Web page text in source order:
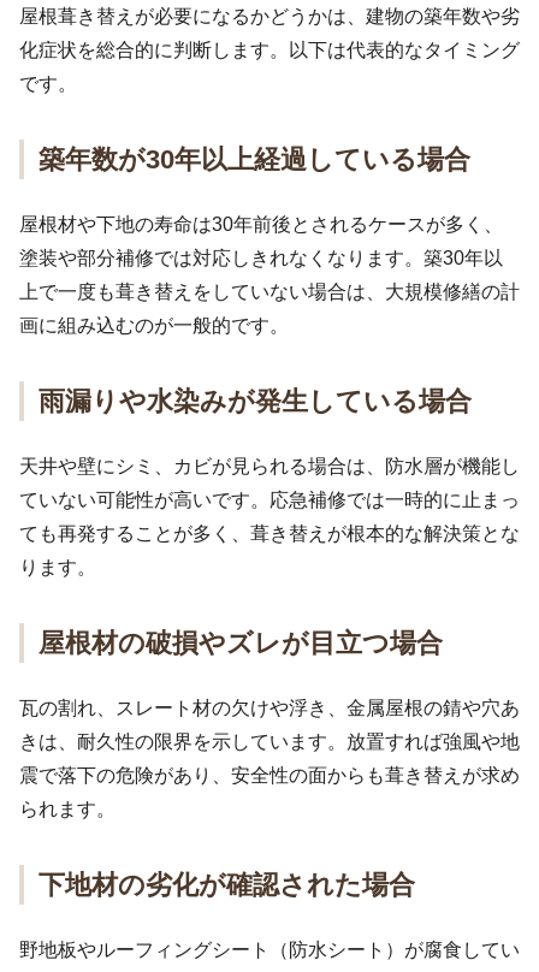
屋根葺き替えが必要になるかどうかは、建物の築年数や劣
化症状を総合的に判断します。以下は代表的なタイミング
です。
築年数が30年以上経過している場合
屋根材や下地の寿命は30年前後とされるケースが多く、
塗装や部分補修では対応しきれなくなります。築30年以
上で一度も葺き替えをしていない場合は、大規模修繕の計
画に組み込むのが一般的です。
雨漏りや水染みが発生している場合
天井や壁にシミ、カビが見られる場合は、防水層が機能し
ていない可能性が高いです。応急補修では一時的に止まっ
ても再発することが多く、葺き替えが根本的な解決策とな
ります。
屋根材の破損やズレが目立つ場合
瓦の割れ、スレート材の欠けや浮き、金属屋根の錆や穴あ
きは、耐久性の限界を示しています。放置すれば強風や地
震で落下の危険があり、安全性の面からも葺き替えが求め
られます。
下地材の劣化が確認された場合
野地板やルーフィングシート（防水シート）が腐食してい